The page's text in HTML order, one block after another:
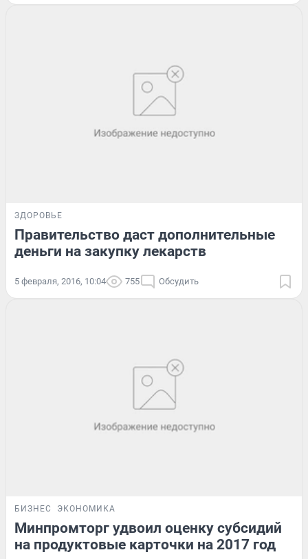
ЗДОРОВЬЕ
Правительство даст дополнительные
деньги на закупку лекарств
5 февраля, 2016, 10:04 755 Обсудить
БИЗНЕС ЭКОНОМИКА
Минпромторг удвоил оценку субсидий
на продуктовые карточки на 2017 год